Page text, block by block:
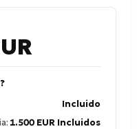
Incluido
1.500 EUR Incluidos